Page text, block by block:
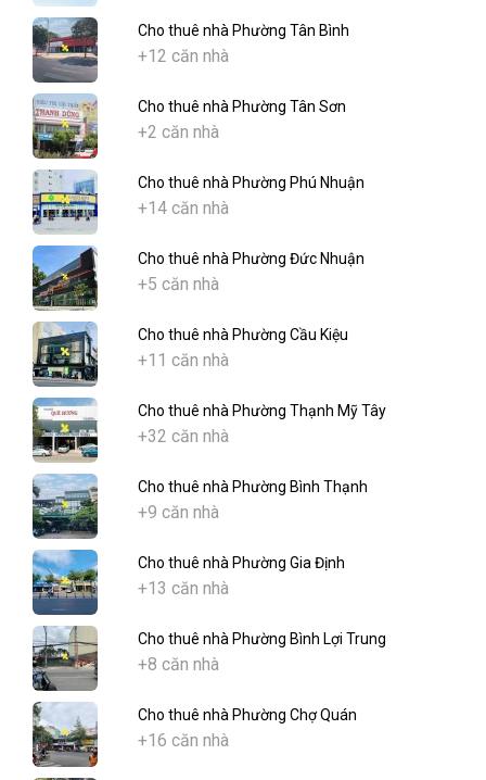
Cho thuê nhà Phường Tân Bình
+12 căn nhà
Cho thuê nhà Phường Tân Sơn
+2 căn nhà
Cho thuê nhà Phường Phú Nhuận
+14 căn nhà
Cho thuê nhà Phường Đức Nhuận
+5 căn nhà
Cho thuê nhà Phường Cầu Kiệu
+11 căn nhà
Cho thuê nhà Phường Thạnh Mỹ Tây
+32 căn nhà
Cho thuê nhà Phường Bình Thạnh
+9 căn nhà
Cho thuê nhà Phường Gia Định
+13 căn nhà
Cho thuê nhà Phường Bình Lợi Trung
+8 căn nhà
Cho thuê nhà Phường Chợ Quán
+16 căn nhà